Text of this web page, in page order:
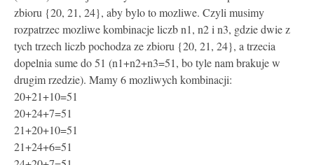
zbioru {20, 21, 24}, aby bylo to mozliwe. Czyli musimy
rozpatrzec mozliwe kombinacje liczb n1, n2 i n3, gdzie dwie z
tych trzech liczb pochodza ze zbioru {20, 21, 24}, a trzecia
dopelnia sume do 51 (n1+n2+n3=51, bo tyle nam brakuje w
drugim rzedzie). Mamy 6 mozliwych kombinacji:
20+21+10=51
20+24+7=51
21+20+10=51
21+24+6=51